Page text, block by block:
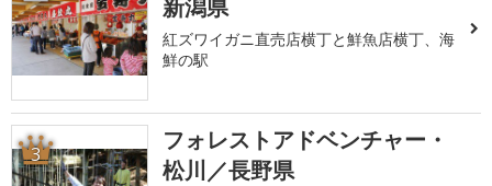
新潟県
紅ズワイガニ直売店横丁と鮮魚店横丁、海
鮮の駅
3
フォレストアドベンチャー・
松川／長野県